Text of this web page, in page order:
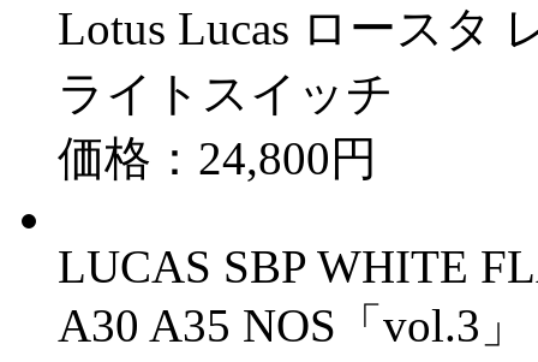
Lotus Lucas ロースタ
ライトスイッチ
価格：24,800円
LUCAS SBP WHITE
A30 A35 NOS「vol.3」